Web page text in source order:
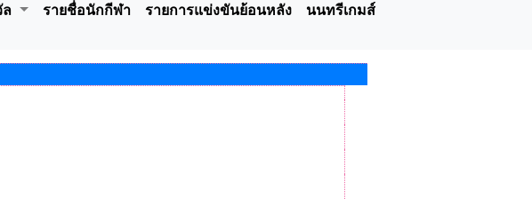
ล รายชื่อนักกีฬา รายการแข่งขันย้อนหลัง นนทรีเกมส์